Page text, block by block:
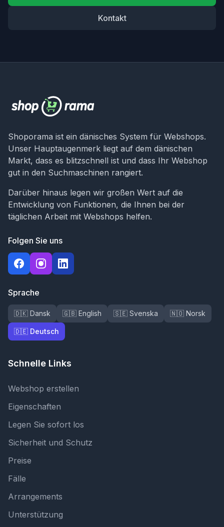
Kontakt
Shoporama ist ein dänisches System für Webshops.
Unser Hauptaugenmerk liegt auf dem dänischen
Markt, dass es blitzschnell ist und dass Ihr Webshop
gut in den Suchmaschinen rangiert.
Darüber hinaus legen wir großen Wert auf die
Entwicklung von Funktionen, die Ihnen bei der
täglichen Arbeit mit Webshops helfen.
Folgen Sie uns
Sprache
🇩🇰 Dansk 🇬🇧 English 🇸🇪 Svenska 🇳🇴 Norsk
🇩🇪 Deutsch
Schnelle Links
Webshop erstellen
Eigenschaften
Legen Sie sofort los
Sicherheit und Schutz
Preise
Fälle
Arrangements
Unterstützung